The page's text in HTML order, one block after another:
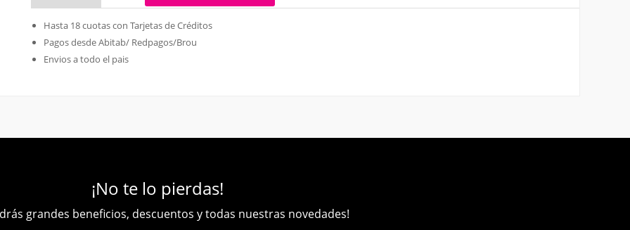
Hasta 18 cuotas con Tarjetas de Créditos
Pagos desde Abitab/ Redpagos/Brou
Envios a todo el pais
¡No te lo pierdas!
grandes beneficios, descuentos y todas nuestras novedades!